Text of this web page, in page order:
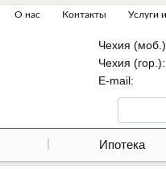
О нас Контакты Услуги
Чехия
Чехия (гор.):
Е-mail:
Ипотека